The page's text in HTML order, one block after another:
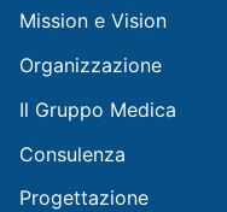
Mission e Vision
Organizzazione
Il Gruppo Medica
Consulenza
Progettazione